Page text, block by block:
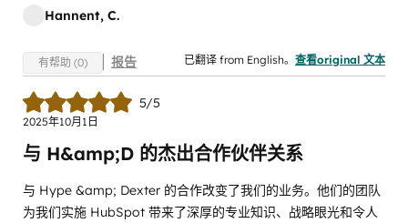
Hannent, C.
有帮助 (0) 报告 已翻译 from English。 查看original 文本
5/5
2025年10月1日
与 H&amp;D 的杰出合作伙伴关系
与 Hype &amp; Dexter 的合作改变了我们的业务。他们的团队
为我们实施 HubSpot 带来了深厚的专业知识、战略眼光和令人